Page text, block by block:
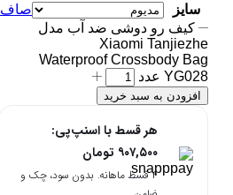
سایز
صاف
کیف رو دوشی ضد آب مدل
Xiaomi Tanjiezhe
Waterproof Crossbody Bag
YG028 عدد
افزودن به سبد خرید
هر قسط با اسنپ‌پی:
۹۰۷,۵۰۰ تومان
۴ قسط ماهانه. بدون سود، چک و